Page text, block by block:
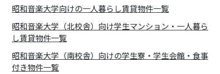
昭和音楽大学向けの一人暮らし賃貸物件一覧
昭和音楽大学（北校舎）向け学生マンション・一人暮ら
し賃貸物件一覧
昭和音楽大学（南校舎）向けの学生寮・学生会館・食事
付き物件一覧